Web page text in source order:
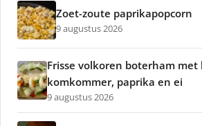
Zoet-zoute paprikapopcorn
9 augustus 2026
Frisse volkoren boterham met
komkommer, paprika en ei
9 augustus 2026